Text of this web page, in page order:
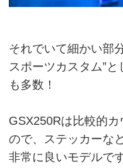
それでいて細かい部
スポーツカスタム”
も多数！
GSX250Rは比較的
ので、ステッカーな
非常に良いモデルで